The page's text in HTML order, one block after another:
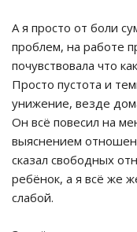
А я просто от боли
проблем, на работе
почувствовала что
Просто пустота и
унижение, везде
Он всё повесил на
выяснением
сказал свободных
ребёнок, а я всё же
слабой.